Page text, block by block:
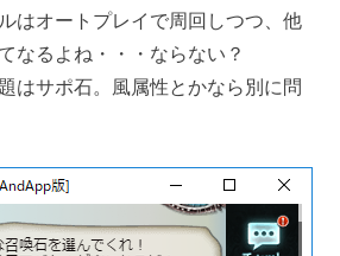
はオートプレイで周回しつつ、他
なるよね・・・ならない？
はサポ石。風属性とかなら別に問